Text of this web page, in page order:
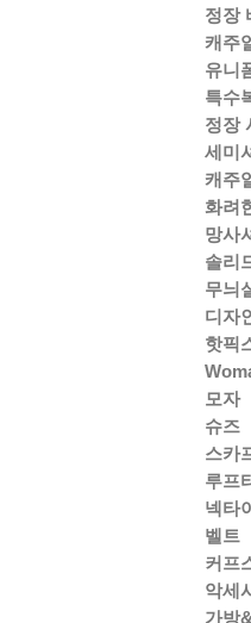
정장
캐주
유니
특수
정장
세미
캐주
화려
망사
솔리
무늬
디자
핫픽
모자
슈즈
스카
루프
넥타이
벨트
커프
악세
가방